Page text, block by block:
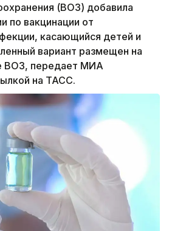
(ВОЗ) добавила
по вакцинации от
касающийся детей и
вариант размещен на
ВОЗ, передает МИА
на ТАСС.